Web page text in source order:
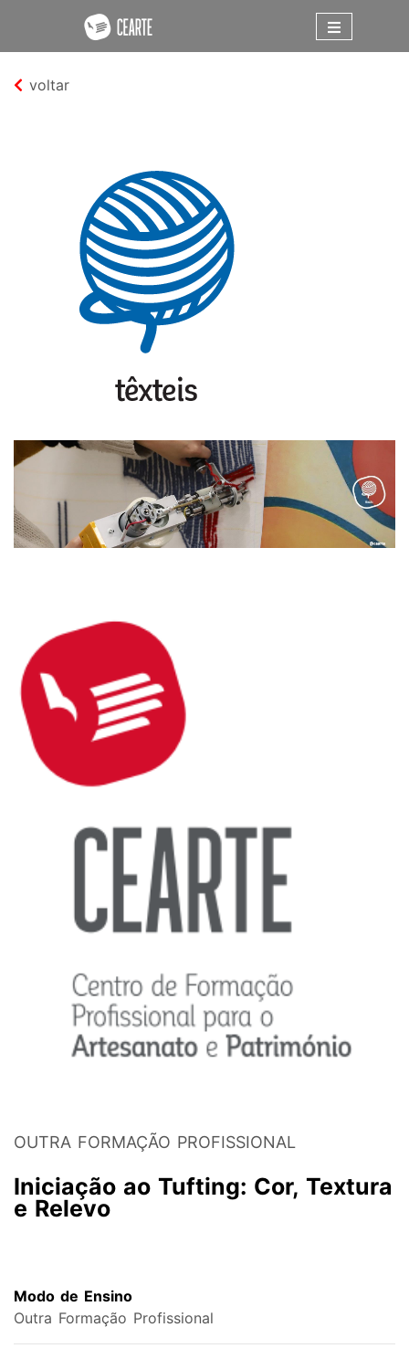
voltar
OUTRA FORMAÇÃO PROFISSIONAL
Iniciação ao Tufting: Cor, Textura
e Relevo
Modo de Ensino
Outra Formação Profissional